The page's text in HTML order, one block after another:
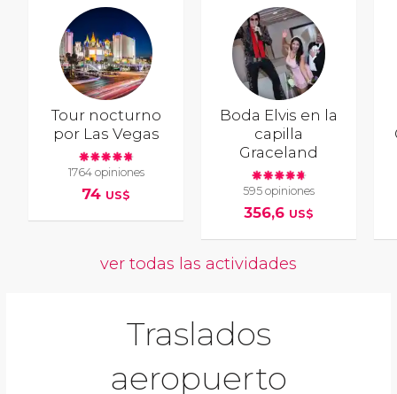
Tour nocturno
por Las Vegas
1764 opiniones
74 US$
Boda Elvis en la
capilla
Graceland
595 opiniones
356,6 US$
ver todas las actividades
Traslados
aeropuerto